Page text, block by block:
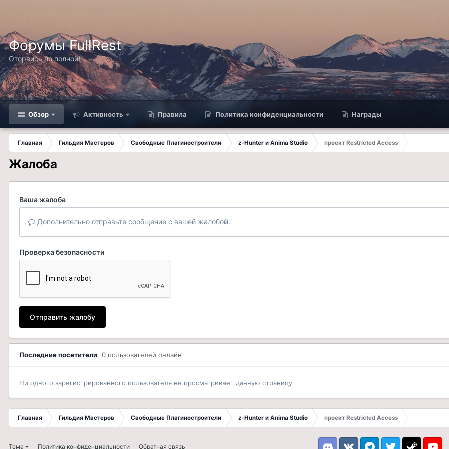
Форумы FullRest
Оторвись по полной!
Обзор Активность Правила Политика конфиденциальности Награды
Главная Гильдия Мастеров Свободные Плагиностроители z-Hunter и Anima Studio
проект Restricted Access
Жалоба
Ваша жалоба
Дополнительно отправьте сообщение с вашей жалобой.
Проверка безопасности
Отправить жалобу
Последние посетители 0 пользователей онлайн
Ни одного зарегистрированного пользователя не просматривает данную страницу
Главная Гильдия Мастеров Свободные Плагиностроители z-Hunter и Anima Studio проект Restricted Access
Тема Политика конфиденциальности Обратная связь